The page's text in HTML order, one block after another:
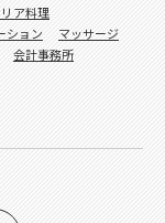
ア料理
ション
マッサージ
会計事務所